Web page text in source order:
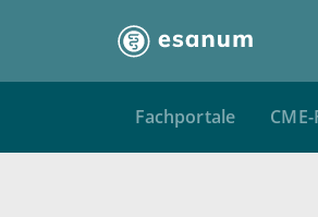
Fachportale